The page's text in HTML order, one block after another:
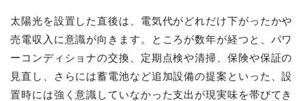
太陽光を設置した直後は、電気代がどれだけ下がったかや
売電収入に意識が向きます。ところが数年が経つと、パワ
ーコンディショナの交換、定期点検や清掃、保険や保証の
見直し、さらには蓄電池など追加設備の提案といった、設
置時には強く意識していなかった支出が現実味を帯びてき